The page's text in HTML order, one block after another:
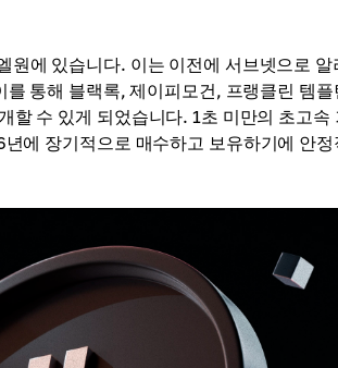
에 있습니다. 이는 이전에 서브넷으로 알
통해 블랙록, 제이피모건, 프랭클린 템플
할 수 있게 되었습니다. 1초 미만의 초고속
에 장기적으로 매수하고 보유하기에 안정